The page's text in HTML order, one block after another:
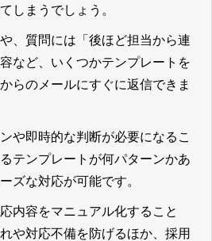
しまうでしょう。
、質問には「後ほど担当から連
など、いくつかテンプレートを
らのメールにすぐに返信できま
や即時的な判断が必要になるこ
テンプレートが何パターンかあ
ズな対応が可能です。
内容をマニュアル化すること
や対応不備を防げるほか、採用